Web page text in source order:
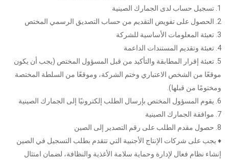
1. تسجيل حساب لدى الجمارك الصينية
2. الحصول على تفويض التقديم من حساب التصديق الرسمي المختص
3. تعبئة المعلومات الأساسية للشركة
4. تعبئة وتقديم المستندات الداعمة
5. تعبئة إقرار المطابقة والتأكيد من قبل المسؤول المختص (يجب أن يكون
موقعًا من الشخص الاعتباري وختم الشركة، وموقعًا من السلطة المختصة
ومختومًا من قبلها).
6. يقوم المسؤول المختص بإرسال الطلب إلكترونيًا إلى الجمارك الصينية
7. موافقة الجمارك الصينية
8. حصول مقدم الطلب على رقم التصدير إلى الصين
♦ يجب على شركات الإنتاج الأجنبية التي تتقدم بطلب التسجيل في الصين
إنشاء نظام فعال لإدارة وحماية سلامة الأغذية والنظافة، لضمان امتثال